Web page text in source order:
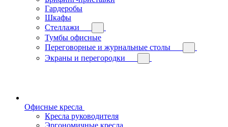
Гардеробы
Шкафы
Стеллажи
Тумбы офисные
Переговорные и журнальные столы
Экраны и перегородки
Офисные кресла
Кресла руководителя
Эргономичные кресла